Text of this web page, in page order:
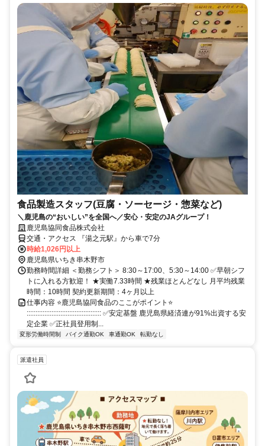
食品製造スタッフ(豆腐・ソーセージ・惣菜など)
＼鹿児島の“おいしい”を全国へ／安心・安定のJAグループ！
鹿児島協同食品株式会社
交通・アクセス 『湯之元駅』から車で7分
時給1,026円以上
鹿児島県いちき串木野市
勤務時間詳細 ＜勤務シフト＞ 8:30～17:00、5:30～14:00 ✅早朝シフ
トに入れる方歓迎！ ★実働7.33時間 ★残業ほとんどなし 月平均残業
時間：10時間 契約更新期間：4ヶ月以上
仕事内容 ⭐鹿児島協同食品のここがポイント⭐
:::::::::::::::::::::::::::::::::::::::::: ✅安定基盤 鹿児島県経済連が91%出資する安
定企業 ✅正社員登用制...
変形労働時間制 バイク通勤OK 車通勤OK 転勤なし
派遣社員